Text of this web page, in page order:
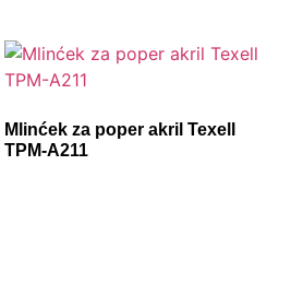
Mlinćek za poper akril Texell
TPM-A211